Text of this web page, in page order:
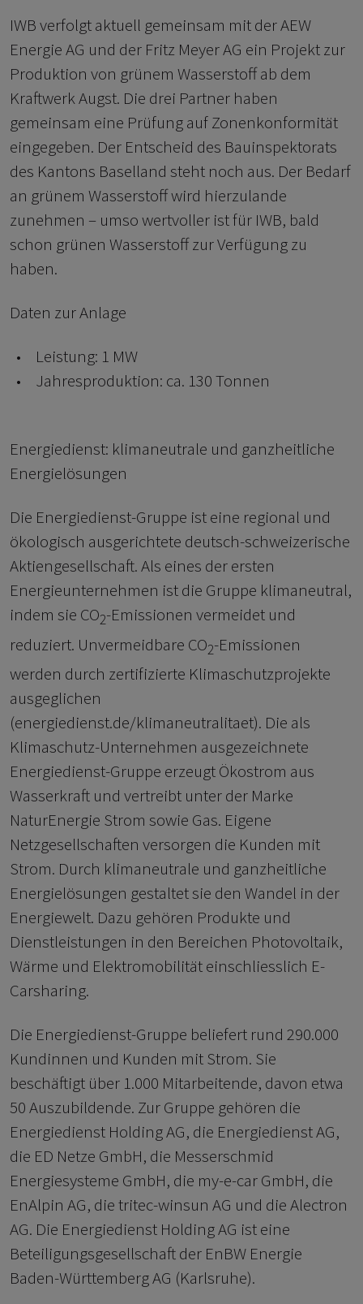
IWB verfolgt aktuell gemeinsam mit der AEW
Energie AG und der Fritz Meyer AG ein Projekt zur
Produktion von grünem Wasserstoff ab dem
Kraftwerk Augst. Die drei Partner haben
gemeinsam eine Prüfung auf Zonenkonformität
eingegeben. Der Entscheid des Bauinspektorats
des Kantons Baselland steht noch aus. Der Bedarf
an grünem Wasserstoff wird hierzulande
zunehmen – umso wertvoller ist für IWB, bald
schon grünen Wasserstoff zur Verfügung zu
haben.
Daten zur Anlage
Leistung: 1 MW
Jahresproduktion: ca. 130 Tonnen
Energiedienst: klimaneutrale und ganzheitliche
Energielösungen
Die Energiedienst-Gruppe ist eine regional und
ökologisch ausgerichtete deutsch-schweizerische
Aktiengesellschaft. Als eines der ersten
Energieunternehmen ist die Gruppe klimaneutral,
indem sie CO2-Emissionen vermeidet und
reduziert. Unvermeidbare CO2-Emissionen
werden durch zertifizierte Klimaschutzprojekte
ausgeglichen
(energiedienst.de/klimaneutralitaet). Die als
Klimaschutz-Unternehmen ausgezeichnete
Energiedienst-Gruppe erzeugt Ökostrom aus
Wasserkraft und vertreibt unter der Marke
NaturEnergie Strom sowie Gas. Eigene
Netzgesellschaften versorgen die Kunden mit
Strom. Durch klimaneutrale und ganzheitliche
Energielösungen gestaltet sie den Wandel in der
Energiewelt. Dazu gehören Produkte und
Dienstleistungen in den Bereichen Photovoltaik,
Wärme und Elektromobilität einschliesslich E-
Carsharing.
Die Energiedienst-Gruppe beliefert rund 290.000
Kundinnen und Kunden mit Strom. Sie
beschäftigt über 1.000 Mitarbeitende, davon etwa
50 Auszubildende. Zur Gruppe gehören die
Energiedienst Holding AG, die Energiedienst AG,
die ED Netze GmbH, die Messerschmid
Energiesysteme GmbH, die my-e-car GmbH, die
EnAlpin AG, die tritec-winsun AG und die Alectron
AG. Die Energiedienst Holding AG ist eine
Beteiligungsgesellschaft der EnBW Energie
Baden-Württemberg AG (Karlsruhe).